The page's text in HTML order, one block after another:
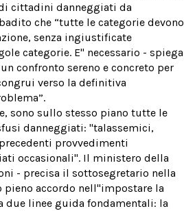
cittadini danneggiati da
che “tutte le categorie devono
senza ingiustificate
categorie. E'' necessario - spiega
confronto sereno e concreto per
verso la definitiva
sono sullo stesso piano tutte le
danneggiati: "talassemici,
provvedimenti
occasionali". Il ministero della
- precisa il sottosegretario nella
pieno accordo nell''impostare la
due linee guida fondamentali: la